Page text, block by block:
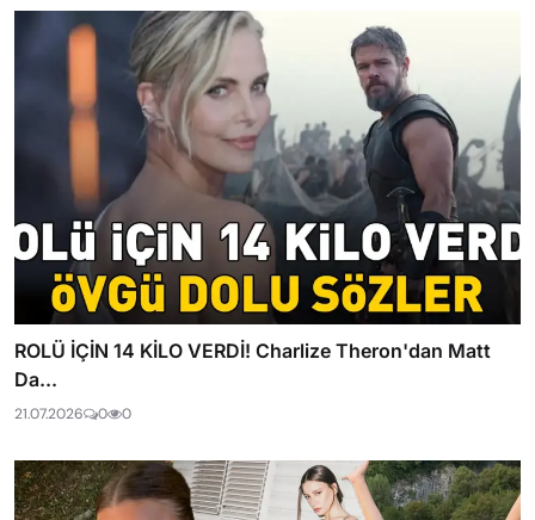
ROLÜ İÇİN 14 KİLO VERDİ! Charlize Theron'dan Matt
Da...
21.07.2026 0 0